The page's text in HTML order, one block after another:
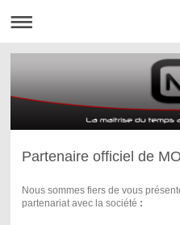
Partenaire officiel de
Nous sommes fiers de vous
partenariat avec la société :